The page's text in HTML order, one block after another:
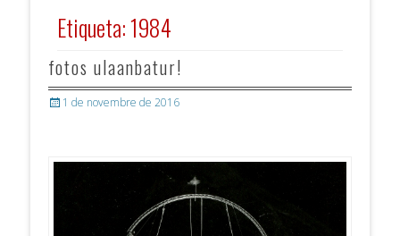
Etiqueta:1984
fotos ulaanbatur!
Posted1 de novembre de 2016